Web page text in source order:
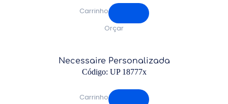
Carrinho
Orçar
Necessaire Personalizada
Código: UP 18777x
Carrinho